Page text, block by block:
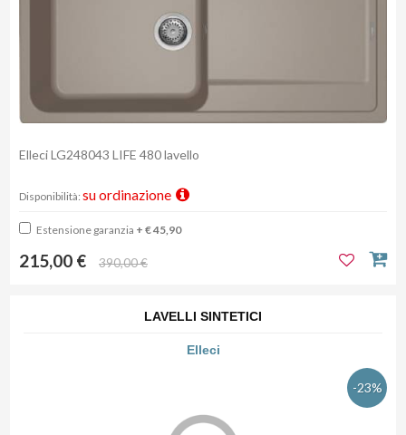
Elleci LG248043 LIFE 480 lavello
Disponibilità: su ordinazione
Estensione garanzia + € 45,90
215,00 € 390,00 €
LAVELLI SINTETICI
Elleci
-23%